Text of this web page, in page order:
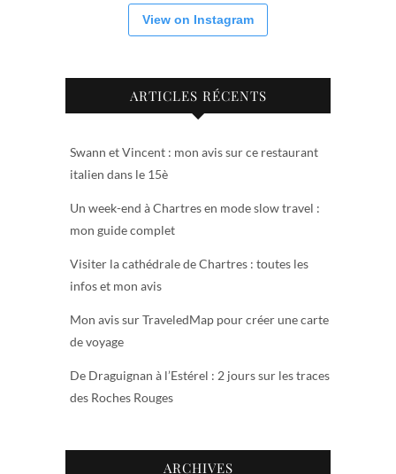
View on Instagram
ARTICLES RÉCENTS
Swann et Vincent : mon avis sur ce restaurant
italien dans le 15è
Un week-end à Chartres en mode slow travel :
mon guide complet
Visiter la cathédrale de Chartres : toutes les
infos et mon avis
Mon avis sur TraveledMap pour créer une carte
de voyage
De Draguignan à l’Estérel : 2 jours sur les traces
des Roches Rouges
ARCHIVES